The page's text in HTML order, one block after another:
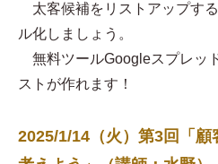
太客候補をリストアップす
ル化しましょう。
無料ツールGoogleスプレッ
ストが作れます！
2025/1/14（火）第3回「